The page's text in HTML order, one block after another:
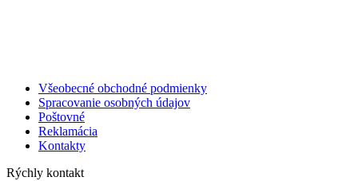
Všeobecné obchodné podmienky
Spracovanie osobných údajov
Poštovné
Reklamácia
Kontakty
Rýchly kontakt